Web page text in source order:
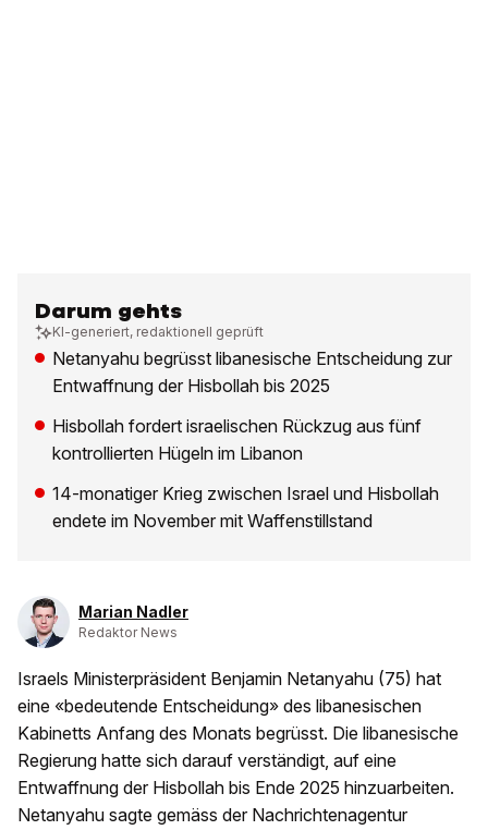
Darum gehts
KI-generiert, redaktionell geprüft
Netanyahu begrüsst libanesische Entscheidung zur
Entwaffnung der Hisbollah bis 2025
Hisbollah fordert israelischen Rückzug aus fünf
kontrollierten Hügeln im Libanon
14-monatiger Krieg zwischen Israel und Hisbollah
endete im November mit Waffenstillstand
Marian Nadler
Redaktor News
Israels Ministerpräsident Benjamin Netanyahu (75) hat
eine «bedeutende Entscheidung» des libanesischen
Kabinetts Anfang des Monats begrüsst. Die libanesische
Regierung hatte sich darauf verständigt, auf eine
Entwaffnung der Hisbollah bis Ende 2025 hinzuarbeiten.
Netanyahu sagte gemäss der Nachrichtenagentur